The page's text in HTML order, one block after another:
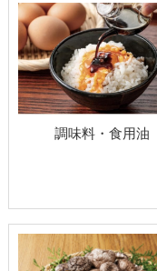
調味料・食用油